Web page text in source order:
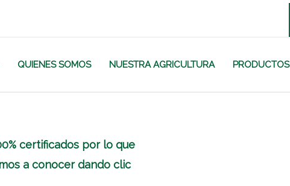
QUIENES SOMOS NUESTRA AGRICULTURA PRODUCTOS
certificados por lo que
a conocer dando clic